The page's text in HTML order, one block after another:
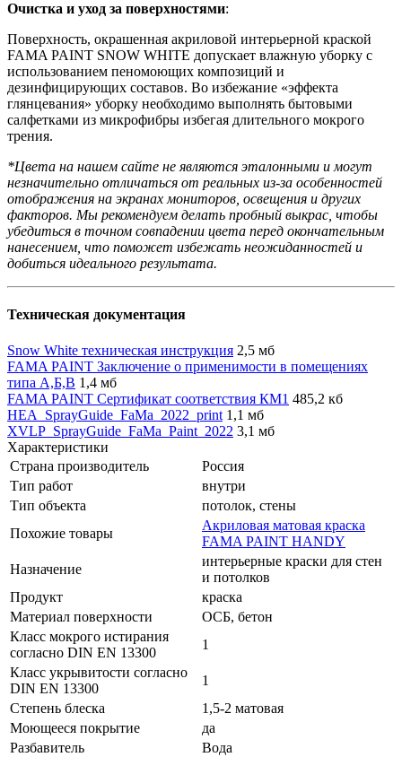
Очистка и уход за поверхностями:
Поверхность, окрашенная акриловой интерьерной краской
FAMA PAINT SNOW WHITE допускает влажную уборку с
использованием пеномоющих композиций и
дезинфицирующих составов. Во избежание «эффекта
глянцевания» уборку необходимо выполнять бытовыми
салфетками из микрофибры избегая длительного мокрого
трения.
*Цвета на нашем сайте не являются эталонными и могут
незначительно отличаться от реальных из-за особенностей
отображения на экранах мониторов, освещения и других
факторов. Мы рекомендуем делать пробный выкрас, чтобы
убедиться в точном совпадении цвета перед окончательным
нанесением, что поможет избежать неожиданностей и
добиться идеального результата.
Техническая документация
Snow White техническая инструкция 2,5 мб
FAMA PAINT Заключение о применимости в помещениях
типа А,Б,В 1,4 мб
FAMA PAINT Сертификат соответствия КМ1 485,2 кб
HEA_SprayGuide_FaMa_2022_print 1,1 мб
XVLP_SprayGuide_FaMa_Paint_2022 3,1 мб
Характеристики
Страна производитель
Россия
Тип работ
внутри
Тип объекта
потолок, стены
Похожие товары
Акриловая матовая краска
FAMA PAINT HANDY
Назначение
интерьерные краски для стен
и потолков
Продукт
краска
Материал поверхности
ОСБ, бетон
Класс мокрого истирания
согласно DIN EN 13300
1
Класс укрывитости согласно
DIN EN 13300
1
Степень блеска
1,5-2 матовая
Моющееся покрытие
да
Разбавитель
Вода